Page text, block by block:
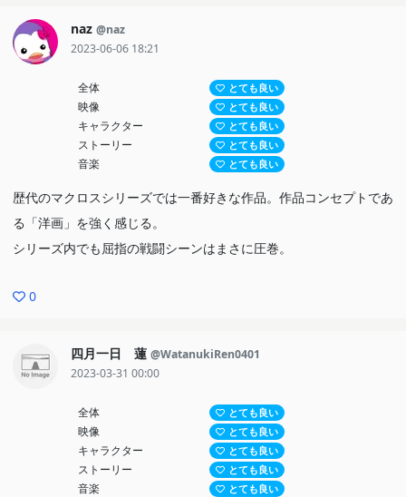
naz @naz
2023-06-06 18:21
全体 とても良い
映像 とても良い
キャラクター とても良い
ストーリー とても良い
音楽 とても良い
歴代のマクロスシリーズでは一番好きな作品。作品コンセプトであ
る「洋画」を強く感じる。
シリーズ内でも屈指の戦闘シーンはまさに圧巻。
0
四月一日 蓮 @WatanukiRen0401
2023-03-31 00:00
全体 とても良い
映像 とても良い
キャラクター とても良い
ストーリー とても良い
音楽 とても良い